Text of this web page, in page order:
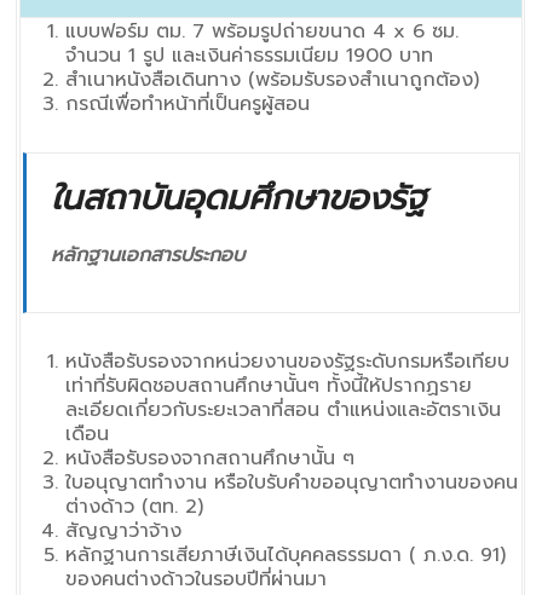
แบบฟอร์ม ตม. 7 พร้อมรูปถ่ายขนาด 4 x 6 ซม.
จำนวน 1 รูป และเงินค่าธรรมเนียม 1900 บาท
สำเนาหนังสือเดินทาง (พร้อมรับรองสำเนาถูกต้อง)
กรณีเพื่อทำหน้าที่เป็นครูผู้สอน
ในสถาบันอุดมศึกษาของรัฐ
หลักฐานเอกสารประกอบ
หนังสือรับรองจากหน่วยงานของรัฐระดับกรมหรือเทียบ
เท่าที่รับผิดชอบสถานศึกษานั้นๆ ทั้งนี้ให้ปรากฏราย
ละเอียดเกี่ยวกับระยะเวลาที่สอน ตำแหน่งและอัตราเงิน
เดือน
หนังสือรับรองจากสถานศึกษานั้น ๆ
ใบอนุญาตทำงาน หรือใบรับคำขออนุญาตทำงานของคน
ต่างด้าว (ตท. 2)
สัญญาว่าจ้าง
หลักฐานการเสียภาษีเงินได้บุคคลธรรมดา ( ภ.ง.ด. 91)
ของคนต่างด้าวในรอบปีที่ผ่านมา